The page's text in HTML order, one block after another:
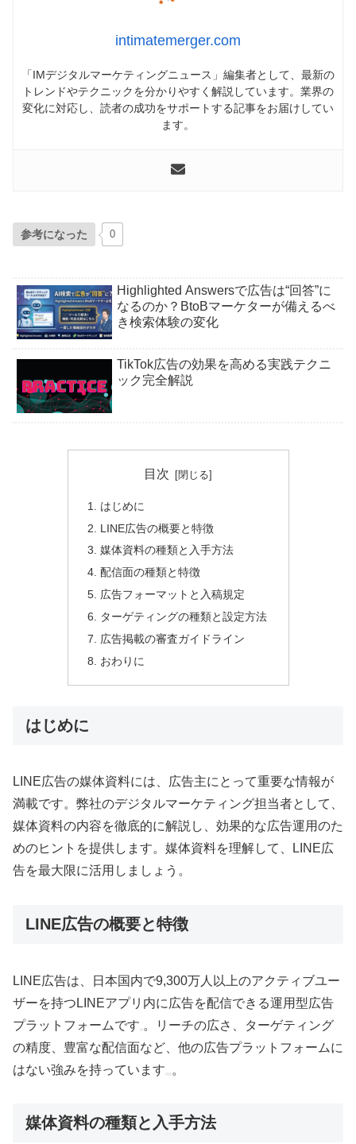
intimatemerger.com
「IMデジタルマーケティングニュース」編集者として、最新の
トレンドやテクニックを分かりやすく解説しています。業界の
変化に対応し、読者の成功をサポートする記事をお届けしてい
ます。
参考になった 0
Highlighted Answersで広告は“回答”に
なるのか？BtoBマーケターが備えるべ
き検索体験の変化
TikTok広告の効果を高める実践テクニ
ック完全解説
目次
はじめに
LINE広告の概要と特徴
媒体資料の種類と入手方法
配信面の種類と特徴
広告フォーマットと入稿規定
ターゲティングの種類と設定方法
広告掲載の審査ガイドライン
おわりに
はじめに
LINE広告の媒体資料には、広告主にとって重要な情報が
満載です。弊社のデジタルマーケティング担当者として、
媒体資料の内容を徹底的に解説し、効果的な広告運用のた
めのヒントを提供します。媒体資料を理解して、LINE広
告を最大限に活用しましょう。
LINE広告の概要と特徴
LINE広告は、日本国内で9,300万人以上のアクティブユー
ザーを持つLINEアプリ内に広告を配信できる運用型広告
プラットフォームです 。リーチの広さ、ターゲティング
の精度、豊富な配信面など、他の広告プラットフォームに
はない強みを持っています
。
媒体資料の種類と入手方法